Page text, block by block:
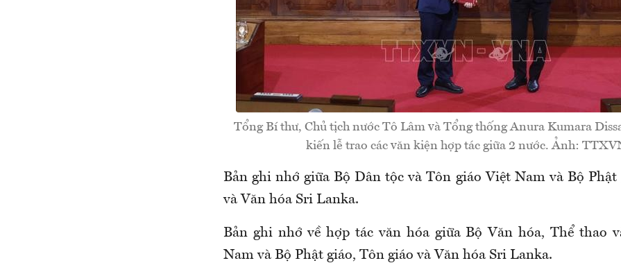
Tổng Bí thư, Chủ tịch nước Tô Lâm và Tổng thống Anura Kumara
kiến lễ trao các văn kiện hợp tác giữa 2 nước. Ảnh:
Bản ghi nhớ giữa Bộ Dân tộc và Tôn giáo Việt Nam và Bộ Phật
và Văn hóa Sri Lanka.
Bản ghi nhớ về hợp tác văn hóa giữa Bộ Văn hóa, Thể thao
Nam và Bộ Phật giáo, Tôn giáo và Văn hóa Sri Lanka.